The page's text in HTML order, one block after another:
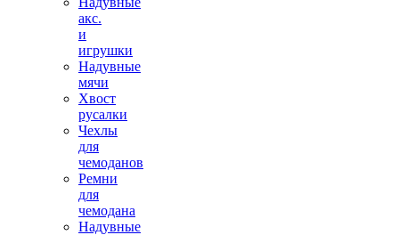
акс.
и
игрушки
Надувные
мячи
Хвост
русалки
Чехлы
для
чемоданов
Ремни
для
чемодана
Надувные